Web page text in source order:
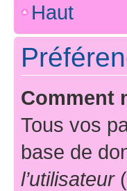
Haut
Comment
Tous vos
base de
l’utilisateur